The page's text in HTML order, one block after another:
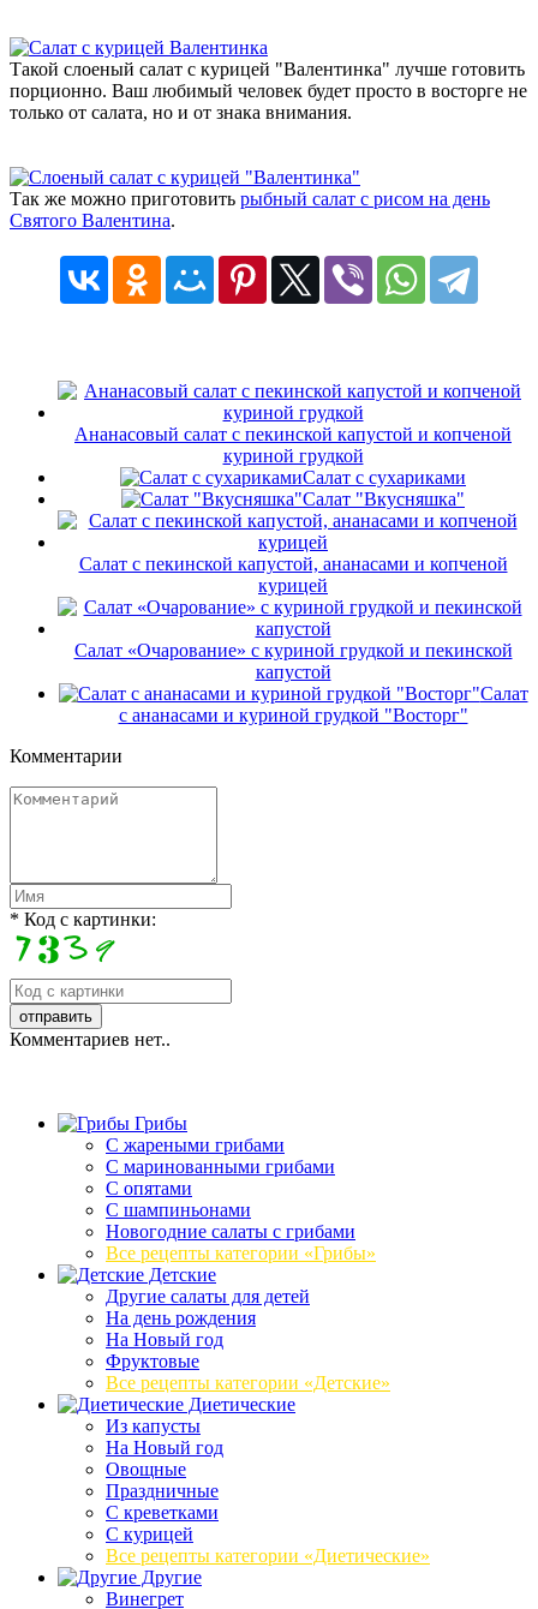
Такой слоеный салат с курицей "Валентинка" лучше готовить
порционно. Ваш любимый человек будет просто в восторге не
только от салата, но и от знака внимания.
Так же можно приготовить рыбный салат с рисом на день
Святого Валентина.
Ананасовый салат с пекинской капустой и копченой
куриной грудкой
Салат с сухариками
Салат "Вкусняшка"
Салат с пекинской капустой, ананасами и копченой
курицей
Салат «Очарование» с куриной грудкой и пекинской
капустой
Салат
с ананасами и куриной грудкой "Восторг"
Комментарии
* Код с картинки:
Комментариев нет..
Грибы
C жареными грибами
C маринованными грибами
C опятами
C шампиньонами
Новогодние салаты с грибами
Все рецепты категории «Грибы»
Детские
Другие салаты для детей
На день рождения
На Новый год
Фруктовые
Все рецепты категории «Детские»
Диетические
Из капусты
На Новый год
Овощные
Праздничные
С креветками
С курицей
Все рецепты категории «Диетические»
Другие
Винегрет